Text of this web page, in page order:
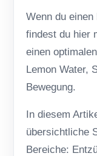
Wenn du
findest du hier
einen
Lemon Water,
Bewegung.
In diesem
übersichtliche
Bereiche: